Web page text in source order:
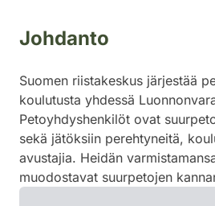
Johdanto
Suomen riistakeskus järjestää
koulutusta yhdessä
Petoyhdyshenkilöt ovat
sekä jätöksiin perehtyneitä,
avustajia. Heidän
muodostavat suurpetojen